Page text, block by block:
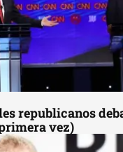
republicanos
vez)